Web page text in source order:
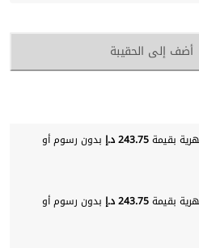
أضف إلى الحقيبة
243.75 د.إ بدون رسوم أو
243.75 د.إ بدون رسوم أو